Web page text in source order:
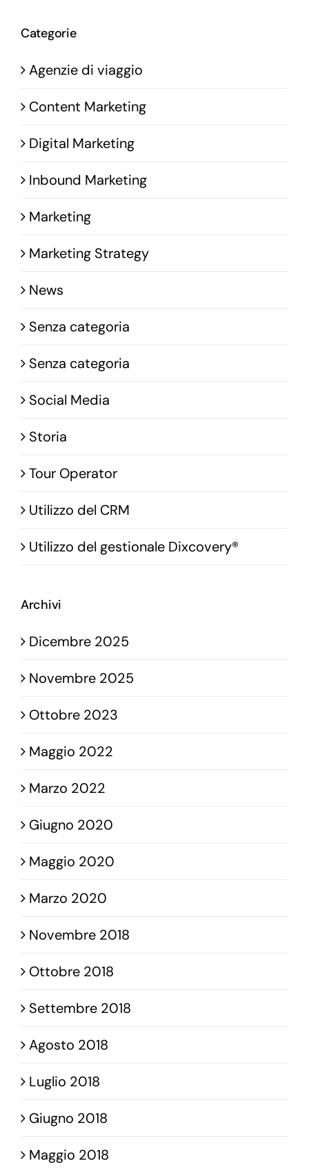
Categorie
Agenzie di viaggio
Content Marketing
Digital Marketing
Inbound Marketing
Marketing
Marketing Strategy
News
Senza categoria
Senza categoria
Social Media
Storia
Tour Operator
Utilizzo del CRM
Utilizzo del gestionale Dixcovery®
Archivi
Dicembre 2025
Novembre 2025
Ottobre 2023
Maggio 2022
Marzo 2022
Giugno 2020
Maggio 2020
Marzo 2020
Novembre 2018
Ottobre 2018
Settembre 2018
Agosto 2018
Luglio 2018
Giugno 2018
Maggio 2018